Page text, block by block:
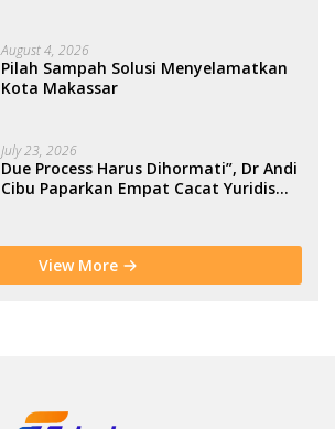
August 4, 2026
Pilah Sampah Solusi Menyelamatkan
Kota Makassar
July 23, 2026
Due Process Harus Dihormati”, Dr Andi
Cibu Paparkan Empat Cacat Yuridis
View More